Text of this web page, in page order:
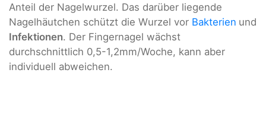
Anteil der Nagelwurzel. Das darüber liegende
Nagelhäutchen schützt die Wurzel vor Bakterien und
Infektionen. Der Fingernagel wächst
durchschnittlich 0,5-1,2mm/Woche, kann aber
individuell abweichen.